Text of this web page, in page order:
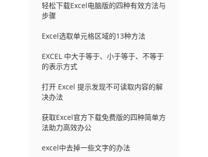
轻松下载Excel电脑版的四种有效方法与
步骤
Excel选取单元格区域的13种方法
EXCEL 中大于等于、小于等于、不等于
的表示方式
打开 Excel 提示发现不可读取内容的解
决办法
获取Excel官方下载免费版的四种简单方
法助力高效办公
excel中去掉一些文字的办法